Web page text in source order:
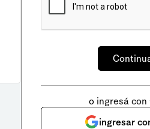
o ingresá con
ingresar